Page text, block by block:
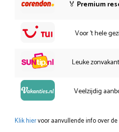
🏅 Premium
Voor 't hele
Leuke
Veelzijdig
Klik hiervoor aanvullende info over